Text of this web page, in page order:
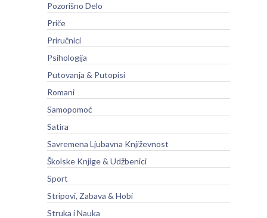
Pozorišno Delo
Priče
Priručnici
Psihologija
Putovanja & Putopisi
Romani
Samopomoć
Satira
Savremena Ljubavna Književnost
Školske Knjige & Udžbenici
Sport
Stripovi, Zabava & Hobi
Struka i Nauka